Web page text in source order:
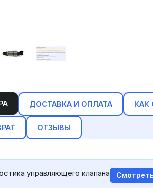
ДОСТАВКА И ОПЛАТА КАК
ОТЗЫВЫ
управляющего клапана